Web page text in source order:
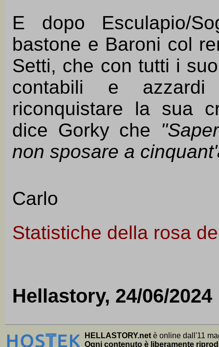
E dopo Esculapio/
bastone e Baroni col
Setti, che con tutti i
contabili e
riconquistare la sua
dice Gorky che
non sposare a
Carlo
Statistiche della rosa
Hellastory, 24/06/2024
HELLASTORY.net è online dall'11
Ogni contenuto è liberamente